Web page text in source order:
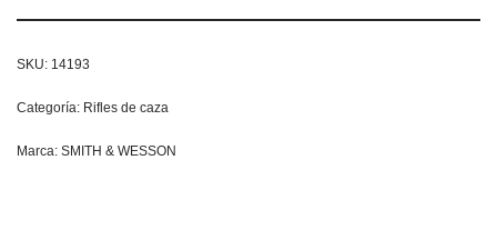
SKU: 14193
Categoría: Rifles de caza
Marca: SMITH & WESSON